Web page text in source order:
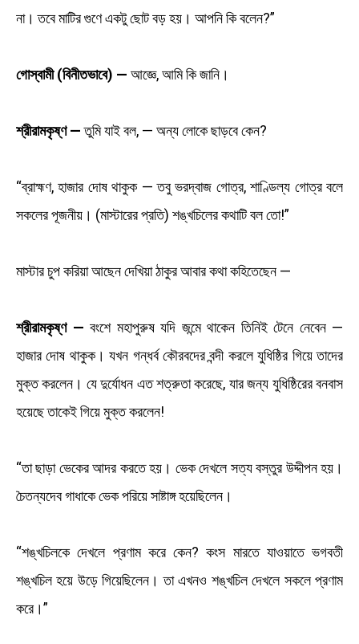
না। তবে মাটির গুণে একটু ছোট বড় হয়। আপনি কি বলেন?”
গোস্বামী (বিনীতভাবে) — আজ্ঞে, আমি কি জানি।
শ্রীরামকৃষ্ণ —তুমি যাই বল, — অন্য লোকে ছাড়বে কেন?
“ব্রাহ্মণ, হাজার দোষ থাকুক — তবু ভরদ্বাজ গোত্র, শাণ্ডিল্য গোত্র বলে
সকলের পূজনীয়। (মাস্টারের প্রতি) শঙ্খচিলের কথাটি বল তো!”
মাস্টার চুপ করিয়া আছেন দেখিয়া ঠাকুর আবার কথা কহিতেছেন —
শ্রীরামকৃষ্ণ — বংশে মহাপুরুষ যদি জন্মে থাকেন তিনিই টেনে নেবেন —
হাজার দোষ থাকুক। যখন গন্ধর্ব কৌরবদের বন্দী করলে যুধিষ্ঠির গিয়ে তাদের
মুক্ত করলেন। যে দুর্যোধন এত শত্রুতা করেছে, যার জন্য যুধিষ্ঠিরের বনবাস
হয়েছে তাকেই গিয়ে মুক্ত করলেন!
“তা ছাড়া ভেকের আদর করতে হয়। ভেক দেখলে সত্য বস্তুর উদ্দীপন হয়।
চৈতন্যদেব গাধাকে ভেক পরিয়ে সাষ্টাঙ্গ হয়েছিলেন।
“শঙ্খচিলকে দেখলে প্রণাম করে কেন? কংস মারতে যাওয়াতে ভগবতী
শঙ্খচিল হয়ে উড়ে গিয়েছিলেন। তা এখনও শঙ্খচিল দেখলে সকলে প্রণাম
করে।”